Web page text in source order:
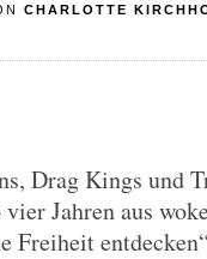
CHARLOTTE
Drag Kings und
Jahren aus
Freiheit